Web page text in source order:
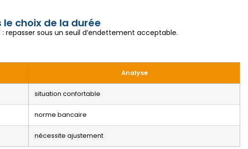
choix de la durée
sous un seuil d’endettement acceptable.
Analyse
situation confortable
norme bancaire
nécessite ajustement